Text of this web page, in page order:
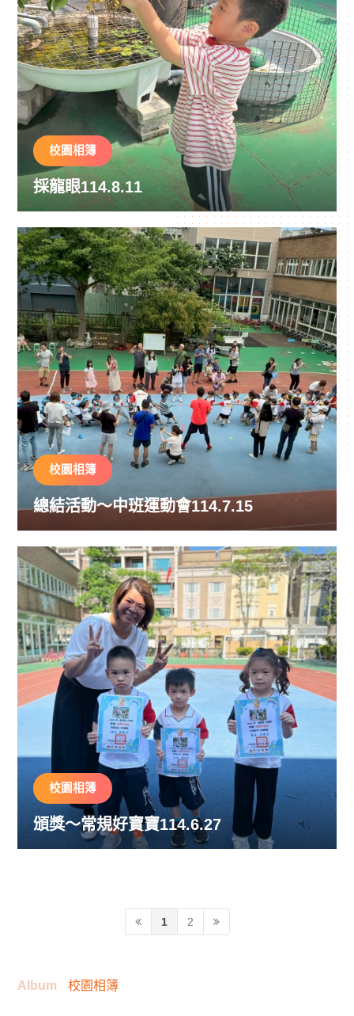
校園相簿
採龍眼114.8.11
校園相簿
總結活動～中班運動會114.7.15
校園相簿
頒獎～常規好寶寶114.6.27
1 2
Album 校園相簿